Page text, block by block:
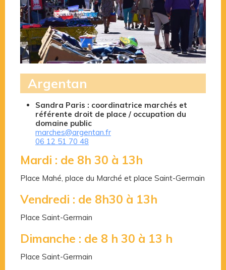
Argentan
Sandra Paris : coordinatrice marchés et
référente droit de place / occupation du
domaine public
marches@argentan.fr
06 12 51 70 48
Mardi : de 8h 30 à 13h
Place Mahé, place du Marché et place Saint-Germain
Vendredi : de 8h30 à 13h
Place Saint-Germain
Dimanche : de 8 h 30 à 13 h
Place Saint-Germain